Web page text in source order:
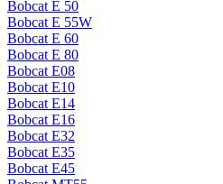
Bobcat E 50
Bobcat E 55W
Bobcat E 60
Bobcat E 80
Bobcat E08
Bobcat E10
Bobcat E14
Bobcat E16
Bobcat E32
Bobcat E35
Bobcat E45